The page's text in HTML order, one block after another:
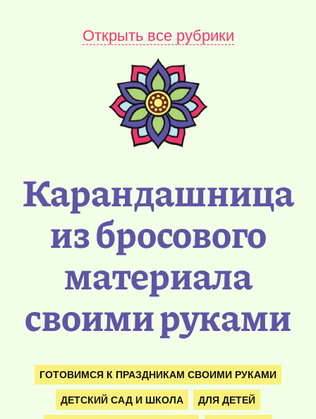
Открыть все рубрики
Карандашница
из бросового
материала
своими руками
ГОТОВИМСЯ К ПРАЗДНИКАМ СВОИМИ РУКАМИ
ДЕТСКИЙ САД И ШКОЛА ДЛЯ ДЕТЕЙ